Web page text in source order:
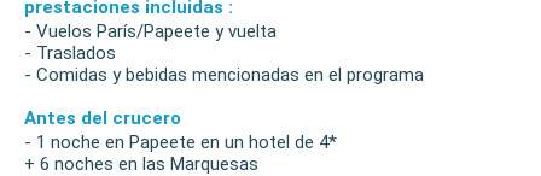
prestaciones incluidas :
- Vuelos París/Papeete y vuelta
- Traslados
- Comidas y bebidas mencionadas en el programa
Antes del crucero
- 1 noche en Papeete en un hotel de 4*
+ 6 noches en las Marquesas